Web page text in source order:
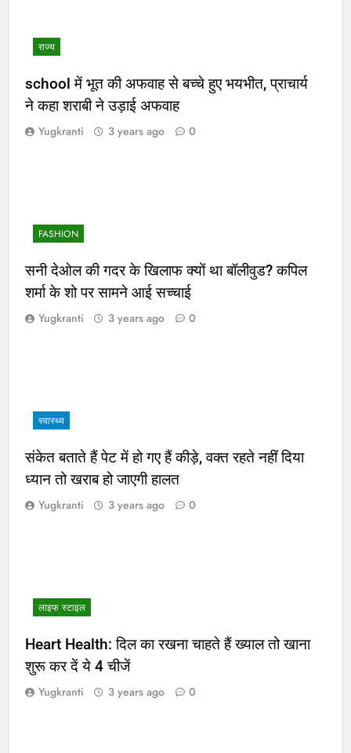
राज्य
school में भूत की अफवाह से बच्चे हुए भयभीत, प्राचार्य
ने कहा शराबी ने उड़ाई अफवाह
Yugkranti 3 years ago 0
FASHION
सनी देओल की गदर के खिलाफ क्यों था बॉलीवुड? कपिल
शर्मा के शो पर सामने आई सच्चाई
Yugkranti 3 years ago 0
स्वास्थ्य
संकेत बताते हैं पेट में हो गए हैं कीड़े, वक्त रहते नहीं दिया
ध्यान तो खराब हो जाएगी हालत
Yugkranti 3 years ago 0
लाइफ स्टाइल
Heart Health: दिल का रखना चाहते हैं ख्याल तो खाना
शुरू कर दें ये 4 चीजें
Yugkranti 3 years ago 0